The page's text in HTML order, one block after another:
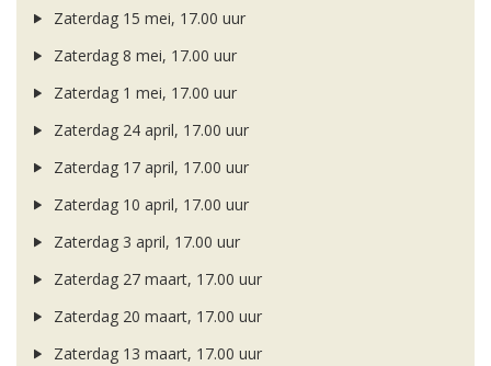
Zaterdag 15 mei, 17.00 uur
Zaterdag 8 mei, 17.00 uur
Zaterdag 1 mei, 17.00 uur
Zaterdag 24 april, 17.00 uur
Zaterdag 17 april, 17.00 uur
Zaterdag 10 april, 17.00 uur
Zaterdag 3 april, 17.00 uur
Zaterdag 27 maart, 17.00 uur
Zaterdag 20 maart, 17.00 uur
Zaterdag 13 maart, 17.00 uur